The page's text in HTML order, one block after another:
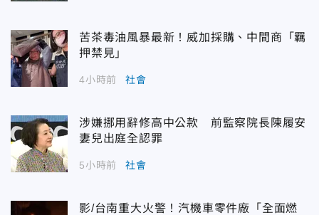
苦茶毒油風暴最新！威加採購、中間商「羈
押禁見」
4小時前 社會
涉嫌挪用辭修高中公款 前監察院長陳履安
妻兒出庭全認罪
5小時前 社會
影/台南重大火警！汽機車零件廠「全面燃